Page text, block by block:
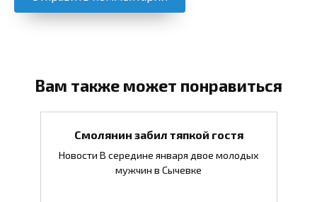
Вам также может понравиться
Смолянин забил тяпкой гостя
Новости В середине января двое молодых
мужчин в Сычевке